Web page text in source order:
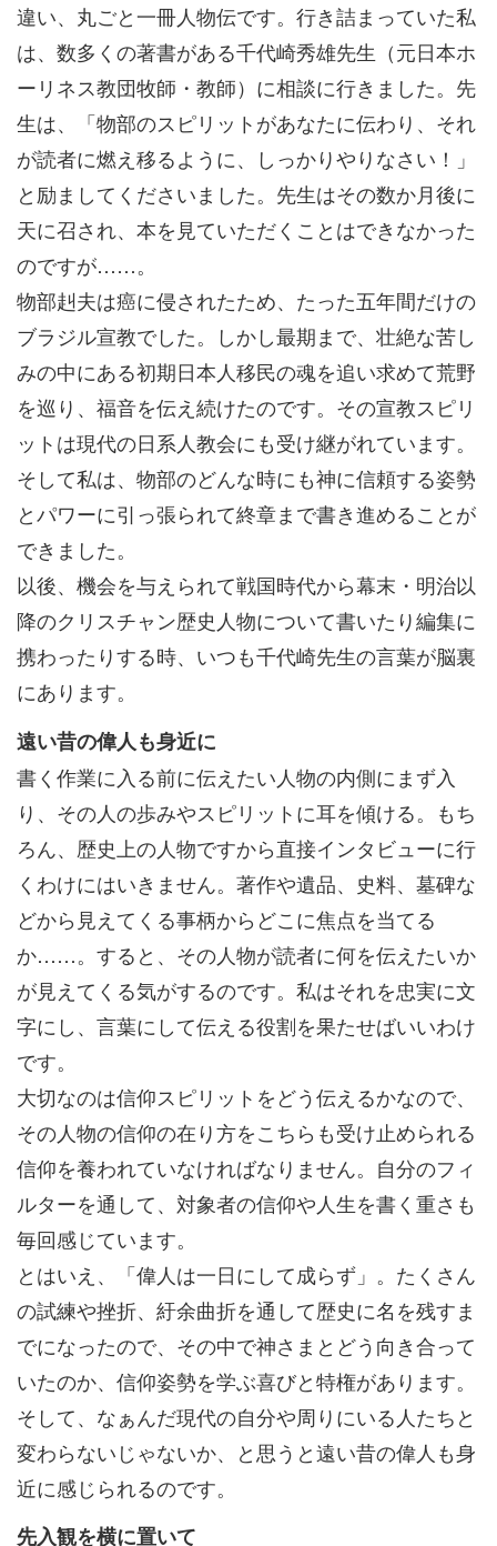
違い、丸ごと一冊人物伝です。行き詰まっていた私
は、数多くの著書がある千代崎秀雄先生（元日本ホ
ーリネス教団牧師・教師）に相談に行きました。先
生は、「物部のスピリットがあなたに伝わり、それ
が読者に燃え移るように、しっかりやりなさい！」
と励ましてくださいました。先生はその数か月後に
天に召され、本を見ていただくことはできなかった
のですが……。
物部赳夫は癌に侵されたため、たった五年間だけの
ブラジル宣教でした。しかし最期まで、壮絶な苦し
みの中にある初期日本人移民の魂を追い求めて荒野
を巡り、福音を伝え続けたのです。その宣教スピリ
ットは現代の日系人教会にも受け継がれています。
そして私は、物部のどんな時にも神に信頼する姿勢
とパワーに引っ張られて終章まで書き進めることが
できました。
以後、機会を与えられて戦国時代から幕末・明治以
降のクリスチャン歴史人物について書いたり編集に
携わったりする時、いつも千代崎先生の言葉が脳裏
にあります。
遠い昔の偉人も身近に
書く作業に入る前に伝えたい人物の内側にまず入
り、その人の歩みやスピリットに耳を傾ける。もち
ろん、歴史上の人物ですから直接インタビューに行
くわけにはいきません。著作や遺品、史料、墓碑な
どから見えてくる事柄からどこに焦点を当てる
か……。すると、その人物が読者に何を伝えたいか
が見えてくる気がするのです。私はそれを忠実に文
字にし、言葉にして伝える役割を果たせばいいわけ
です。
大切なのは信仰スピリットをどう伝えるかなので、
その人物の信仰の在り方をこちらも受け止められる
信仰を養われていなければなりません。自分のフィ
ルターを通して、対象者の信仰や人生を書く重さも
毎回感じています。
とはいえ、「偉人は一日にして成らず」。たくさん
の試練や挫折、紆余曲折を通して歴史に名を残すま
でになったので、その中で神さまとどう向き合って
いたのか、信仰姿勢を学ぶ喜びと特権があります。
そして、なぁんだ現代の自分や周りにいる人たちと
変わらないじゃないか、と思うと遠い昔の偉人も身
近に感じられるのです。
先入観を横に置いて